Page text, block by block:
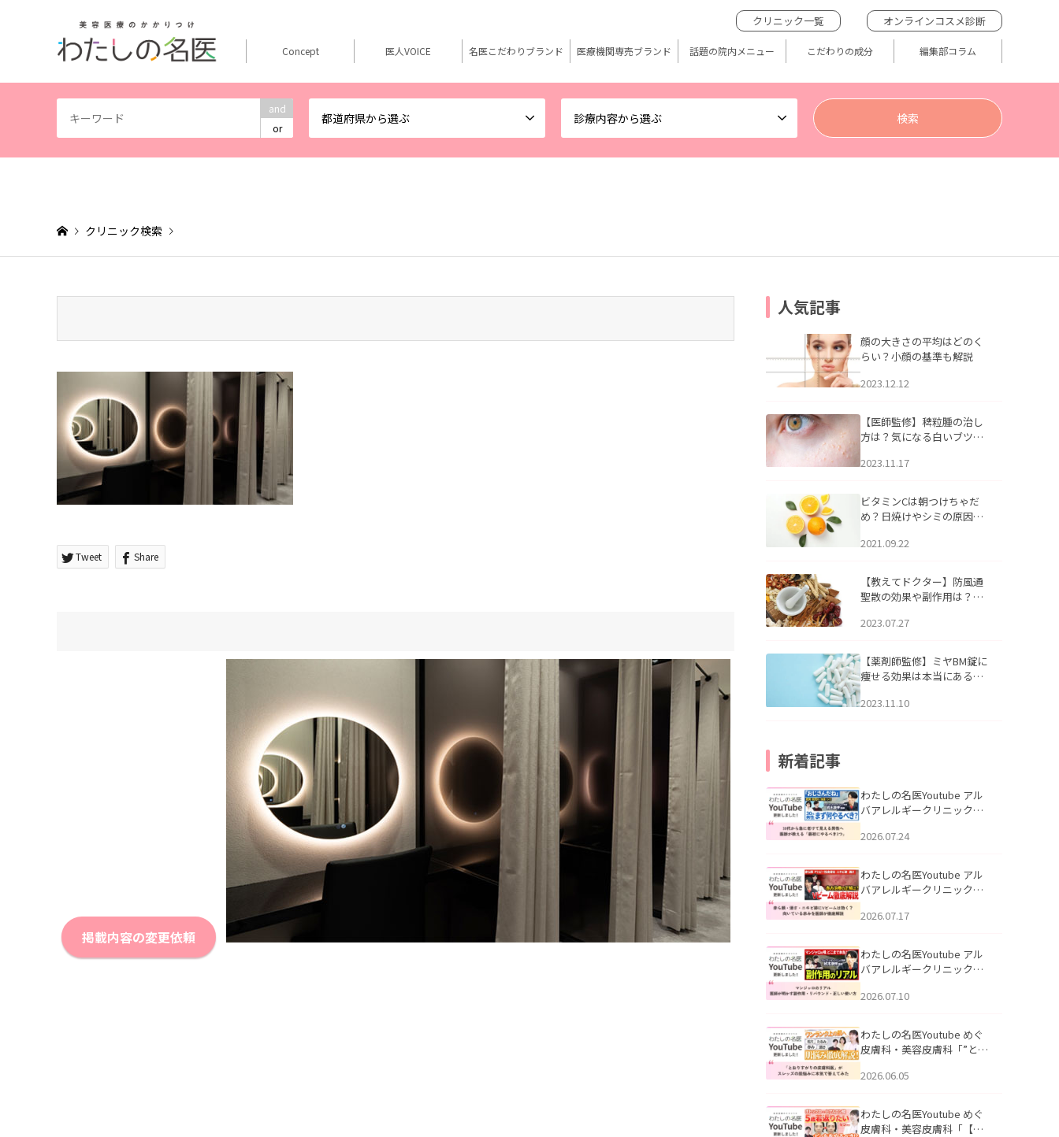
and
or
都道府県から選ぶ 診療内容から選ぶ
クリニック一覧 オンラインコスメ診断
Concept 医人VOICE 名医こだわりブランド 医療機関専売ブランド 話題の院内メニュー こだわりの成分 編集部コラム
クリニック検索
Tweet Share
掲載内容の変更依頼
人気記事
顔の大きさの平均はどのく
らい？小顔の基準も解説
2023.12.12
【医師監修】稗粒腫の治し
方は？気になる白いブツブ
アについて
2023.11.17
ビタミンCは朝つけちゃだ
め？日焼けやシミの原因に
2021.09.22
【教えてドクター】防風通
聖散の効果や副作用は？長
2023.07.27
【薬剤師監修】ミヤBM錠に
痩せる効果は本当にある
2023.11.10
新着記事
わたしの名医Youtube アル
バアレルギークリニック札
える男性へ｜医師が教える
公開いたしました。
2026.07.24
わたしの名医Youtube アル
バアレルギークリニック札
跡にVビームは効く？向いて
説」を公開いたしました。
2026.07.17
わたしの名医Youtube アル
バアレルギークリニック札
医師が明かす副作用・リバ
公開いたしました。
2026.07.10
わたしの名医Youtube めぐ
皮膚科・美容皮膚科「”とお
ッズの肌悩みに本気で答え
た。
2026.06.05
わたしの名医Youtube めぐ
皮膚科・美容皮膚科「【ヒ